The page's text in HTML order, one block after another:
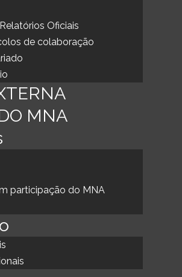
Oficiais
de colaboração
MNA
participação do MNA